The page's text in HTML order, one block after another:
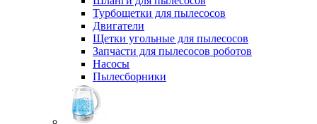
Турбощетки для пылесосов
Двигатели
Щетки угольные для пылесосов
Запчасти для пылесосов роботов
Насосы
Пылесборники